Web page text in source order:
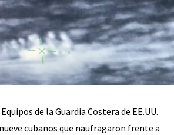
de la Guardia Costera de EE.UU.
cubanos que naufragaron frente a